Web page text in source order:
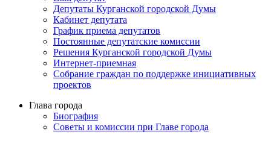
Депутаты Курганской городской Думы
Кабинет депутата
График приема депутатов
Постоянные депутатские комиссии
Решения Курганской городской Думы
Интернет-приемная
Собрание граждан по поддержке инициативных
проектов
Глава города
Биография
Советы и комиссии при Главе города